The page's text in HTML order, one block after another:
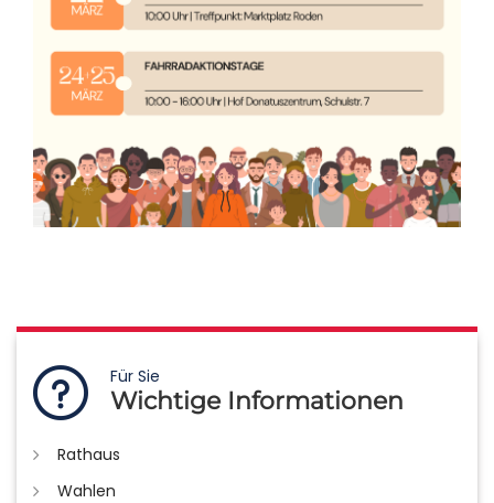
Für Sie
Wichtige Informationen
Rathaus
Wahlen